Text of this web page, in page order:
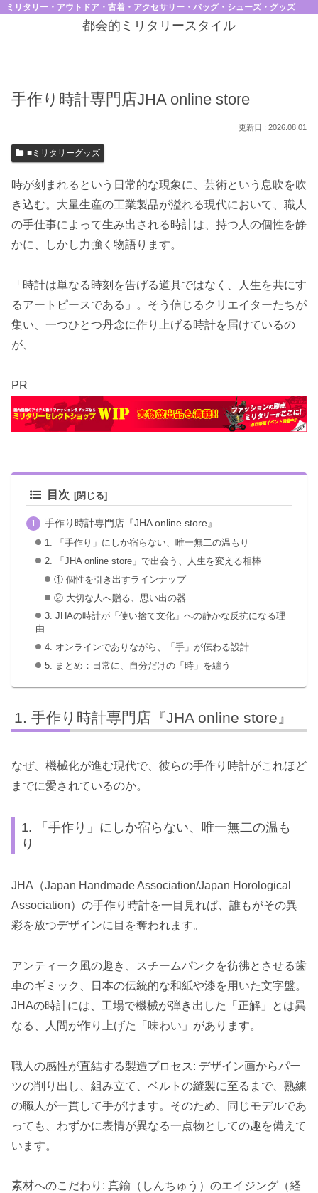
ミリタリー・アウトドア・古着・アクセサリー・バッグ・シューズ・グッズ
都会的ミリタリースタイル
手作り時計専門店JHA online store
2026.08.01
■ミリタリーグッズ
時が刻まれるという日常的な現象に、芸術という息吹を吹
き込む。大量生産の工業製品が溢れる現代において、職人
の手仕事によって生み出される時計は、持つ人の個性を静
かに、しかし力強く物語ります。
「時計は単なる時刻を告げる道具ではなく、人生を共にす
るアートピースである」。そう信じるクリエイターたちが
集い、一つひとつ丹念に作り上げる時計を届けているの
が、
PR
目次
手作り時計専門店『JHA online store』
1. 「手作り」にしか宿らない、唯一無二の温もり
2. 「JHA online store」で出会う、人生を変える相棒
① 個性を引き出すラインナップ
② 大切な人へ贈る、思い出の器
3. JHAの時計が「使い捨て文化」への静かな反抗になる理
由
4. オンラインでありながら、「手」が伝わる設計
5. まとめ：日常に、自分だけの「時」を纏う
手作り時計専門店『JHA online store』
なぜ、機械化が進む現代で、彼らの手作り時計がこれほど
までに愛されているのか。
1. 「手作り」にしか宿らない、唯一無二の温も
り
JHA（Japan Handmade Association/Japan Horological
Association）の手作り時計を一目見れば、誰もがその異
彩を放つデザインに目を奪われます。
アンティーク風の趣き、スチームパンクを彷彿とさせる歯
車のギミック、日本の伝統的な和紙や漆を用いた文字盤。
JHAの時計には、工場で機械が弾き出した「正解」とは異
なる、人間が作り上げた「味わい」があります。
職人の感性が直結する製造プロセス: デザイン画からパー
ツの削り出し、組み立て、ベルトの縫製に至るまで、熟練
の職人が一貫して手がけます。そのため、同じモデルであ
っても、わずかに表情が異なる一点物としての趣を備えて
います。
素材へのこだわり: 真鍮（しんちゅう）のエイジング（経